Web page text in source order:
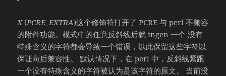
X(PCRE_EXTRA)这个修饰符打开了 PCRE 与 perl 不兼容
的附件功能。模式中的任意反斜线后就 ingen 一个 没有
特殊含义的字符都会导致一个错误，以此保留这些字符以
保证向后兼容性。 默认情况下，在 perl 中，反斜线紧跟
一个没有特殊含义的字符被认为是该字符的原文。 当前没